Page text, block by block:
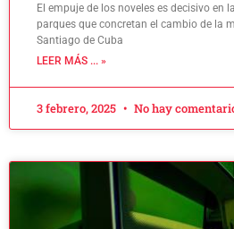
El empuje de los noveles es decisivo en
parques que concretan el cambio de la
Santiago de Cuba
LEER MÁS ... »
3 febrero, 2025 No hay